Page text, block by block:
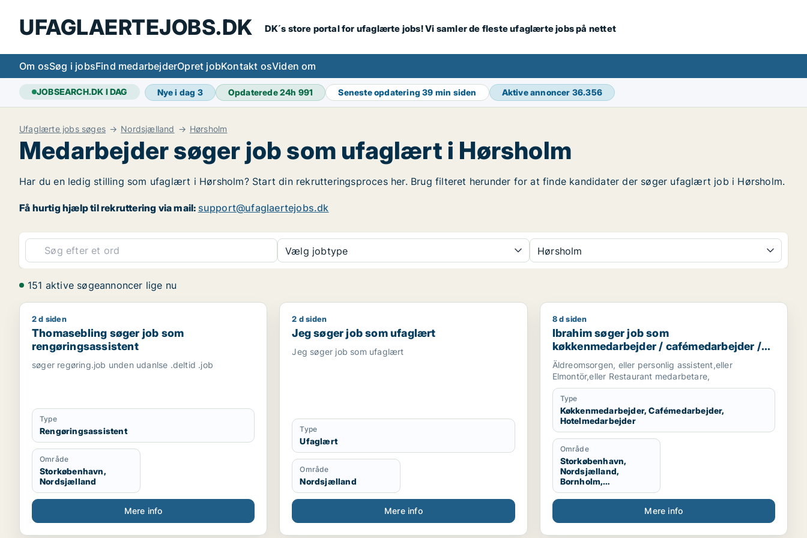
UFAGLAERTEJOBS.DK DK´s store portal for ufaglærte jobs! Vi samler de fleste ufaglærte jobs på nettet
Om osSøg i jobsFind medarbejderOpret jobKontakt osViden om
JOBSEARCH.DK I DAG Nye i dag 3 Opdaterede 24h 991 Seneste opdatering39 min siden Aktive annoncer 36.356
Ufaglærte jobs søges Nordsjælland Hørsholm
Medarbejder søger job som ufaglært i Hørsholm
Har du en ledig stilling som ufaglært i Hørsholm? Start din rekrutteringsproces her. Brug filteret herunder for at finde kandidater der søger ufaglært job i Hørsholm.
Få hurtig hjælp til rekruttering via mail: support@ufaglaertejobs.dk
Vælg jobtype Hørsholm
151 aktive søgeannoncer lige nu
Thomasebling søger job som rengøringsassistent
2 d siden
Thomasebling søger job som
rengøringsassistent
søger regøring.job unden udanlse .deltid .job
Type
Rengøringsassistent
Område
Storkøbenhavn,
Nordsjælland
Mere info
Jeg søger job som ufaglært
2 d siden
Jeg søger job som ufaglært
Jeg søger job som ufaglært
Type
Ufaglært
Område
Nordsjælland
Mere info
Ibrahim søger job som køkkenmedarbejder /
8 d siden
Ibrahim søger job som
køkkenmedarbejder / cafémedarbejder /
hotelmedarbejder
Äldreomsorgen, eller personlig assistent,eller
Elmontör,eller Restaurant medarbetare,
Type
Køkkenmedarbejder, Cafémedarbejder,
Hotelmedarbejder
Område
Storkøbenhavn,
Nordsjælland,
Bornholm,
København, Odense,
Århus, Aalborg, Midt-
Sydsjælland, Hele
Mere info